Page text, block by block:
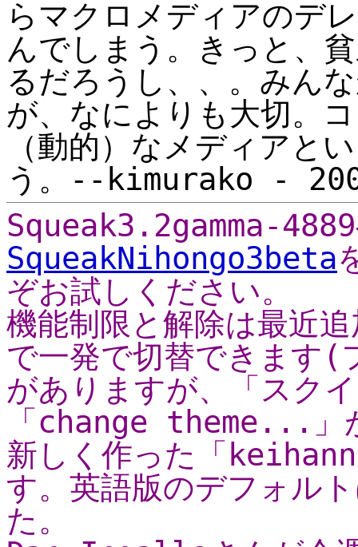
らマクロメディアのデ
んでしまう。きっと、
るだろうし、、。みん
が、なによりも大切。
（動的）なメディアと
う。--kimurako -
Squeak3.2gamma-
SqueakNihongo3beta
ぞお試しください。
機能制限と解除は最近
で一発で切替できます(
がありますが、「スク
「change theme...」
新しく作った「
す。英語版のデフォル
た。